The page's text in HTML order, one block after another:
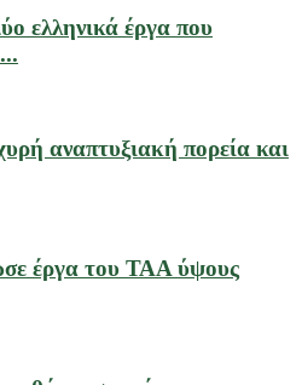
ελληνικά έργα που
αναπτυξιακή πορεία και
έργα του ΤΑΑ ύψους